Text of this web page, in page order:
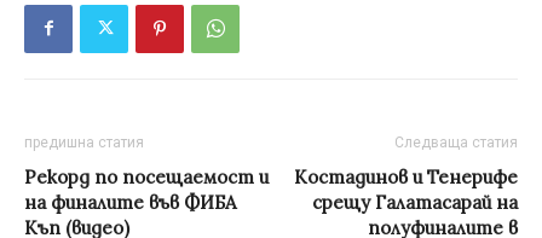
предишна статия
Рекорд по посещаемост и
на финалите във ФИБА
Къп (видео)
Следваща статия
Костадинов и Тенерифе
срещу Галатасарай на
полуфиналите в